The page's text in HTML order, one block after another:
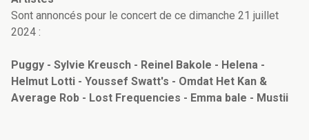
Sont annoncés pour le concert de ce dimanche 21 juillet
2024 :
Puggy - Sylvie Kreusch - Reinel Bakole - Helena -
Helmut Lotti - Youssef Swatt's - Omdat Het Kan &
Average Rob - Lost Frequencies - Emma bale - Mustii